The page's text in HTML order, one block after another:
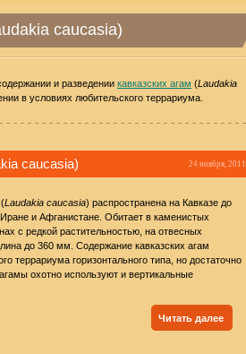
caucasia)
и разведении кавказских агам (Laudakia
в условиях любительского террариума.
24 ноября, 2011
caucasia)
(Laudakia caucasia) распространена на Кавказе до
и Афганистане. Обитает в каменистых
с редкой растительностью, на отвесных
до 360 мм. Содержание кавказских агам
террариума горизонтального типа, но достаточно
охотно используют и вертикальные
Читать далее